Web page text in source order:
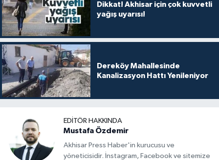
Dikkat! Akhisar için çok kuvvetli
yağış uyarısı!
Dereköy Mahallesinde
Kanalizasyon Hattı Yenileniyor
EDITÖR HAKKINDA
Mustafa Özdemir
Akhisar Press Haber'in kurucusu ve
yöneticisidir. İnstagram, Facebook ve sitemize